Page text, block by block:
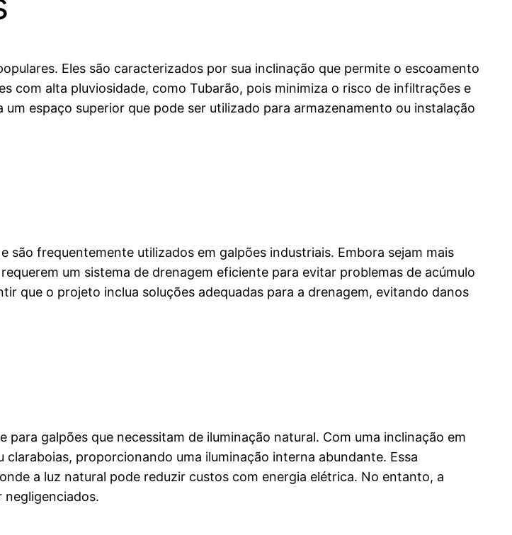
Eles são caracterizados por sua inclinação que permite o escoamento
com alta pluviosidade, como Tubarão, pois minimiza o risco de infiltrações e
espaço superior que pode ser utilizado para armazenamento ou instalação
frequentemente utilizados em galpões industriais. Embora sejam mais
um sistema de drenagem eficiente para evitar problemas de acúmulo
que o projeto inclua soluções adequadas para a drenagem, evitando danos
galpões que necessitam de iluminação natural. Com uma inclinação em
proporcionando uma iluminação interna abundante. Essa
a luz natural pode reduzir custos com energia elétrica. No entanto, a
negligenciados.